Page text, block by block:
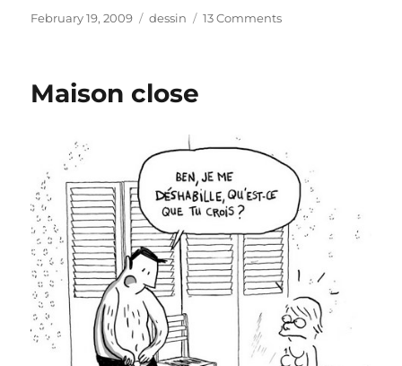
Posted
February 19, 2009 Categories
dessin 13 Commentson
Maison close